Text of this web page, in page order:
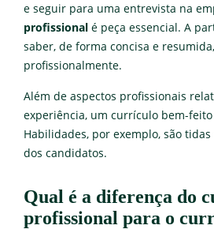
e seguir para uma entrevista na
profissional é peça essencial. A
saber, de forma concisa e
profissionalmente.
Além de aspectos profissionais
experiência, um currículo bem-
Habilidades, por exemplo, são
dos candidatos.
Qual é a diferença do
profissional para o